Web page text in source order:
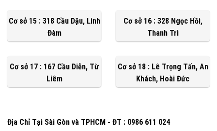
Cơ sở 15 : 318 Cầu Dậu, Linh
Đàm
Cơ sở 16 : 328 Ngọc Hồi,
Thanh Trì
Cơ sở 17 : 167 Cầu Diễn, Từ
Liêm
Cơ sở 18 : Lê Trọng Tấn, An
Khách, Hoài Đức
Địa Chỉ Tại Sài Gòn và TPHCM - ĐT : 0986 611 024